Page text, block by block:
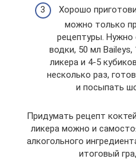
Хорошо
можно только
рецептуры.
водки, 50 мл
ликера и 4-5
несколько раз,
и посыпать
Придумать рецепт
ликера можно и
алкогольного
итоговый